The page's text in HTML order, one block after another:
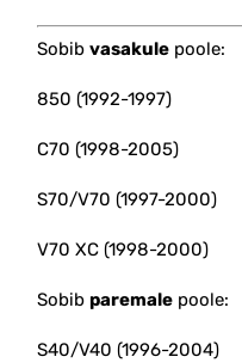
Sobib vasakule poole:
850 (1992-1997)
C70 (1998-2005)
S70/V70 (1997-2000)
V70 XC (1998-2000)
Sobib paremale poole:
S40/V40 (1996-2004)